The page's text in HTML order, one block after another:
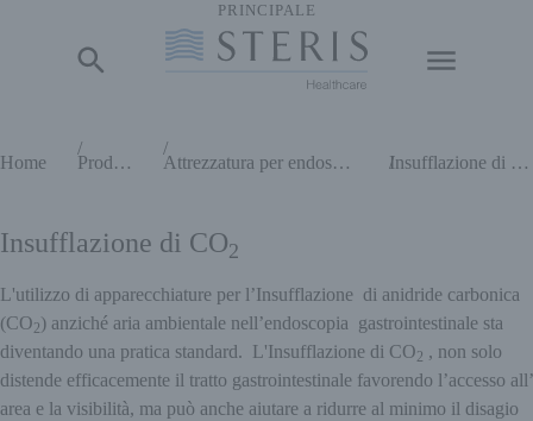
PRINCIPALE
Home
Prodotti Attrezzatura per endoscopia Insufflazione di CO
Insufflazione di CO2
L'utilizzo di apparecchiature per l’Insufflazione di anidride carbonica
(CO2 ) anziché aria ambientale nell’endoscopia gastrointestinale sta
diventando una pratica standard. L'Insufflazione di CO2 , non solo
distende efficacemente il tratto gastrointestinale favorendo l’accesso all’
area e la visibilità, ma può anche aiutare a ridurre al minimo il disagio